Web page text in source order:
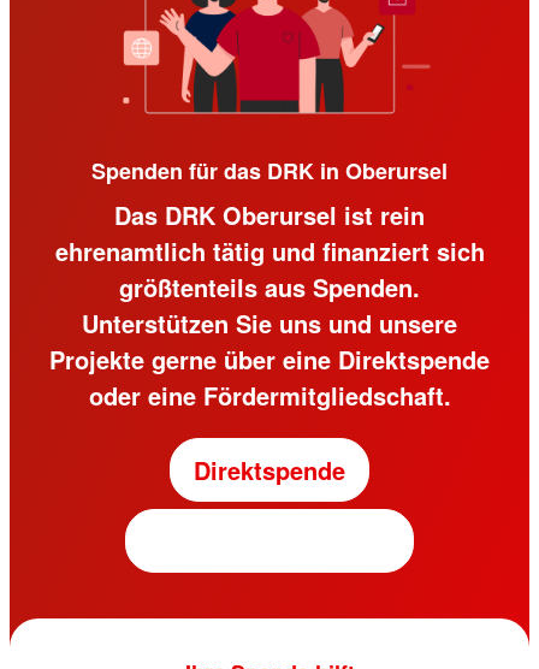
Spenden für das DRK in Oberursel
Das DRK Oberursel ist rein
ehrenamtlich tätig und finanziert sich
größtenteils aus Spenden.
Unterstützen Sie uns und unsere
Projekte gerne über eine Direktspende
oder eine Fördermitgliedschaft.
Direktspende